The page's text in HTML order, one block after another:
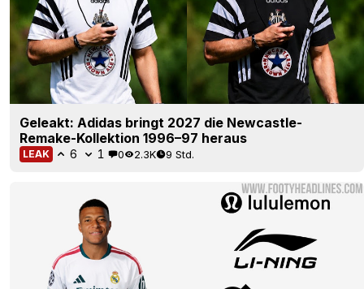
Geleakt: Adidas bringt 2027 die Newcastle-
Remake-Kollektion 1996–97 heraus
LEAK 6 1 0 2.3K 9 Std.